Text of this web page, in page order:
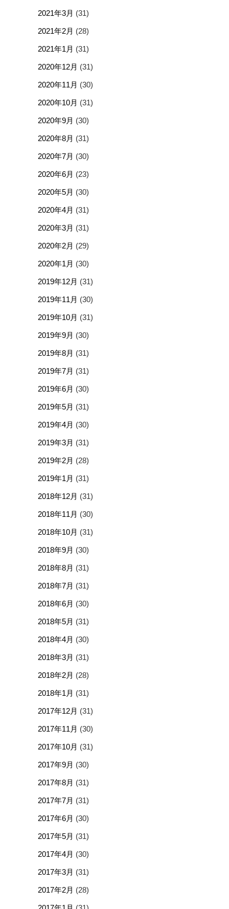
2021年3月 (31)
2021年2月 (28)
2021年1月 (31)
2020年12月 (31)
2020年11月 (30)
2020年10月 (31)
2020年9月 (30)
2020年8月 (31)
2020年7月 (30)
2020年6月 (23)
2020年5月 (30)
2020年4月 (31)
2020年3月 (31)
2020年2月 (29)
2020年1月 (30)
2019年12月 (31)
2019年11月 (30)
2019年10月 (31)
2019年9月 (30)
2019年8月 (31)
2019年7月 (31)
2019年6月 (30)
2019年5月 (31)
2019年4月 (30)
2019年3月 (31)
2019年2月 (28)
2019年1月 (31)
2018年12月 (31)
2018年11月 (30)
2018年10月 (31)
2018年9月 (30)
2018年8月 (31)
2018年7月 (31)
2018年6月 (30)
2018年5月 (31)
2018年4月 (30)
2018年3月 (31)
2018年2月 (28)
2018年1月 (31)
2017年12月 (31)
2017年11月 (30)
2017年10月 (31)
2017年9月 (30)
2017年8月 (31)
2017年7月 (31)
2017年6月 (30)
2017年5月 (31)
2017年4月 (30)
2017年3月 (31)
2017年2月 (28)